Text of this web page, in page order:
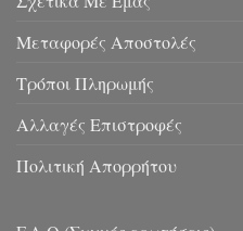
Μεταφορές Αποστολές
Τρόποι Πληρωμής
Αλλαγές Επιστροφές
Πολιτική Απορρήτου